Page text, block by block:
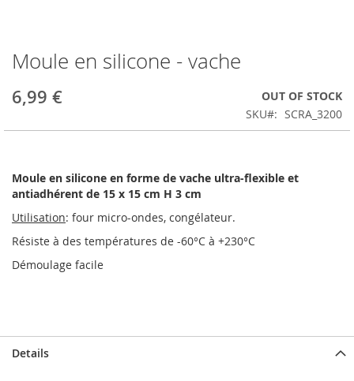
Skip
to
the
beginning
Moule en silicone - vache
6,99 €
OUT OF STOCK
SKU
SCRA_3200
Moule en silicone en forme de vache ultra-flexible et
antiadhérent de 15 x 15 cm H 3 cm
Utilisation: four micro-ondes, congélateur.
Résiste à des températures de -60°C à +230°C
Démoulage facile
Details